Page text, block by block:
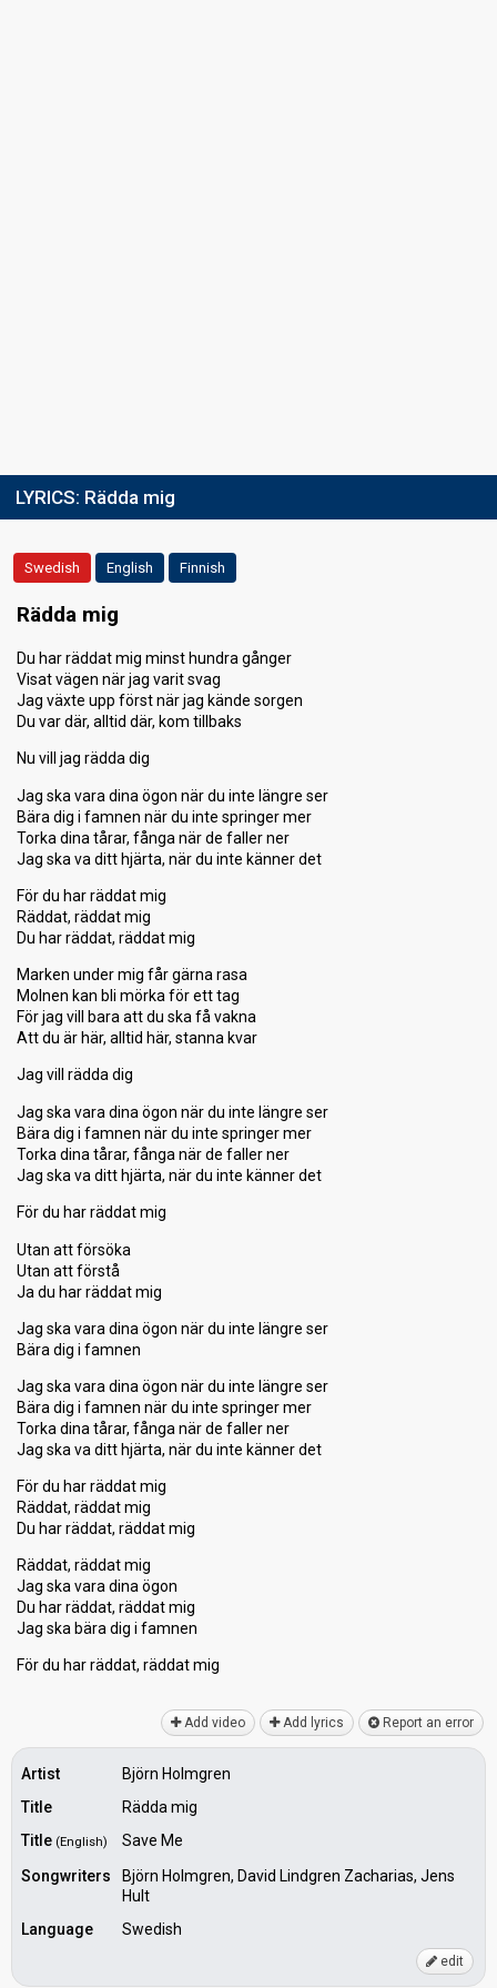
LYRICS: Rädda mig
Swedish English Finnish
Rädda mig
Du har räddat mig minst hundra gånger
Visat vägen när jag varit svag
Jag växte upp först när jag kände sorgen
Du var där, alltid där, kom tillbaks
Nu vill jag rädda dig
Jag ska vara dina ögon när du inte längre ser
Bära dig i famnen när du inte springer mer
Torka dina tårar, fånga när de faller ner
Jag ska va ditt hjärta, när du inte känner det
För du har räddat mig
Räddat, räddat mig
Du har räddat, räddat mig
Marken under mig får gärna rasa
Molnen kan bli mörka för ett tag
För jag vill bara att du ska få vakna
Att du är här, alltid här, stanna kvar
Jag vill rädda dig
Jag ska vara dina ögon när du inte längre ser
Bära dig i famnen när du inte springer mer
Torka dina tårar, fånga när de faller ner
Jag ska va ditt hjärta, när du inte känner det
För du har räddat mig
Utan att försöka
Utan att förstå
Ja du har räddat mig
Jag ska vara dina ögon när du inte längre ser
Bära dig i famnen
Jag ska vara dina ögon när du inte längre ser
Bära dig i famnen när du inte springer mer
Torka dina tårar, fånga när de faller ner
Jag ska va ditt hjärta, när du inte känner det
För du har räddat mig
Räddat, räddat mig
Du har räddat, räddat mig
Räddat, räddat mig
Jag ska vara dina ögon
Du har räddat, räddat mig
Jag ѕka bära dig i famnen
För du har räddat, räddаt mig
Add video Add lyrics Report an error
Artist
Björn Holmgren
Title
Rädda mig
Title (English)
Save Me
Songwriters
Björn Holmgren, David Lindgren Zacharias, Jens
Hult
Language
Swedish
edit